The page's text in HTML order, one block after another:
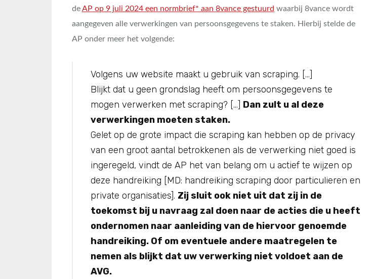
deAP op 9 juli 2024 een normbrief* aan 8vance gestuurd waarbij 8vance wordt
aangegeven alle verwerkingen van persoonsgegevens te staken. Hierbij stelde de
AP onder meer het volgende:
Volgens uw website maakt u gebruik van scraping. […]
Blijkt dat u geen grondslag heeft om persoonsgegevens te
mogen verwerken met scraping? […] Dan zult u al deze
verwerkingen moeten staken.
Gelet op de grote impact die scraping kan hebben op de privacy
van een groot aantal betrokkenen als de verwerking niet goed is
ingeregeld, vindt de AP het van belang om u actief te wijzen op
deze handreiking [MD: handreiking scraping door particulieren en
private organisaties]. Zij sluit ook niet uit dat zij in de
toekomst bij u navraag zal doen naar de acties die u heeft
ondernomen naar aanleiding van de hiervoor genoemde
handreiking. Of om eventuele andere maatregelen te
nemen als blijkt dat uw verwerking niet voldoet aan de
AVG.